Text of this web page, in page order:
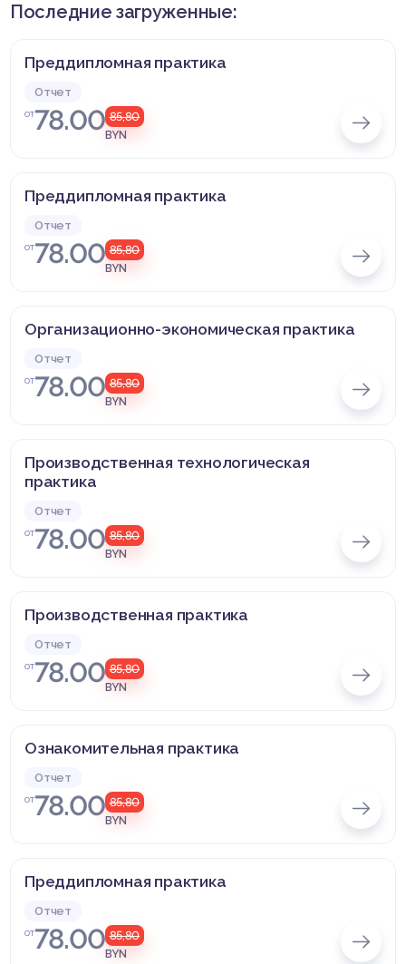
Последние загруженные:
Преддипломная практика
Отчет
от78.00 85,80
BYN
Преддипломная практика
Отчет
от78.00 85,80
BYN
Организационно-экономическая практика
Отчет
от78.00 85,80
BYN
Производственная технологическая
практика
Отчет
от78.00 85,80
BYN
Производственная практика
Отчет
от78.00 85,80
BYN
Ознакомительная практика
Отчет
от78.00 85,80
BYN
Преддипломная практика
Отчет
от78.00 85,80
BYN